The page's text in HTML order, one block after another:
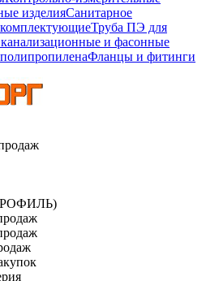
изделияСанитарное
Труба ПЭ для
и фасонные
Фланцы и фитинги